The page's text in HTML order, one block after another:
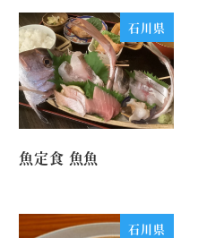
石川県
魚定食 魚魚
石川県